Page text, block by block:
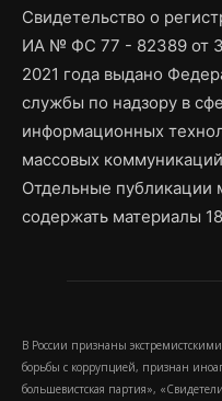
Свидетельство о
ИА № ФС 77 - 82389 от
2021 года выдано
службы по надзору в
информационных
массовых коммуникаций
Отдельные публикации
содержать материалы
В России признаны
борьбы с коррупцией, признан
большевистская партия»,